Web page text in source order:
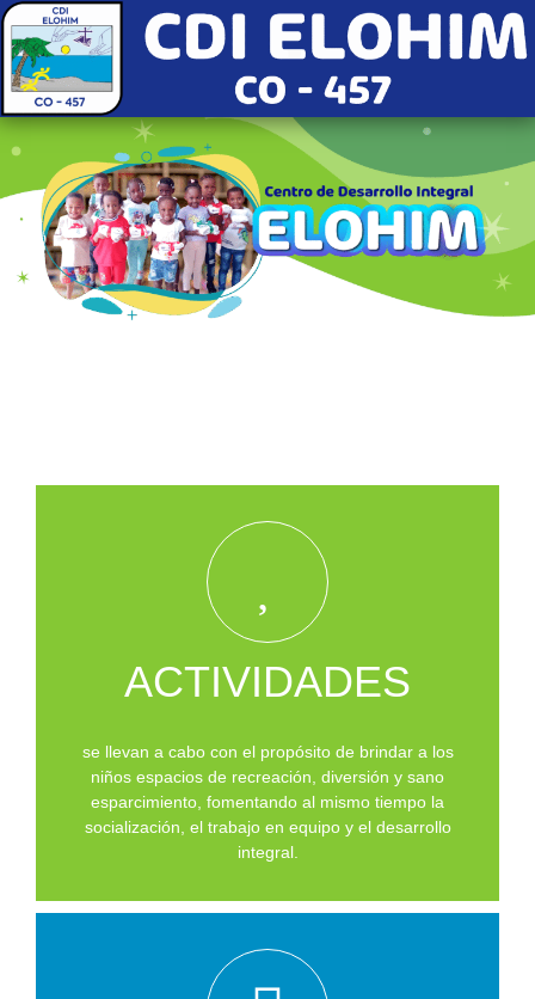
ACTIVIDADES
se llevan a cabo con el propósito de brindar a los
niños espacios de recreación, diversión y sano
esparcimiento, fomentando al mismo tiempo la
socialización, el trabajo en equipo y el desarrollo
integral.